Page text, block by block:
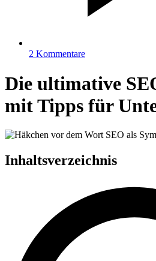
2 Kommentare
Die ultimative
mit Tipps für
Inhaltsverzeichnis